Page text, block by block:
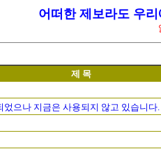
어떠한 제보라도 우
제 목
었으나 지금은 사용되지 않고 있습니다.